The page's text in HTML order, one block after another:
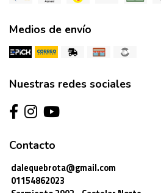
Medios de envío
Nuestras redes sociales
Contacto
dalequebrota@gmail.com
01154862023